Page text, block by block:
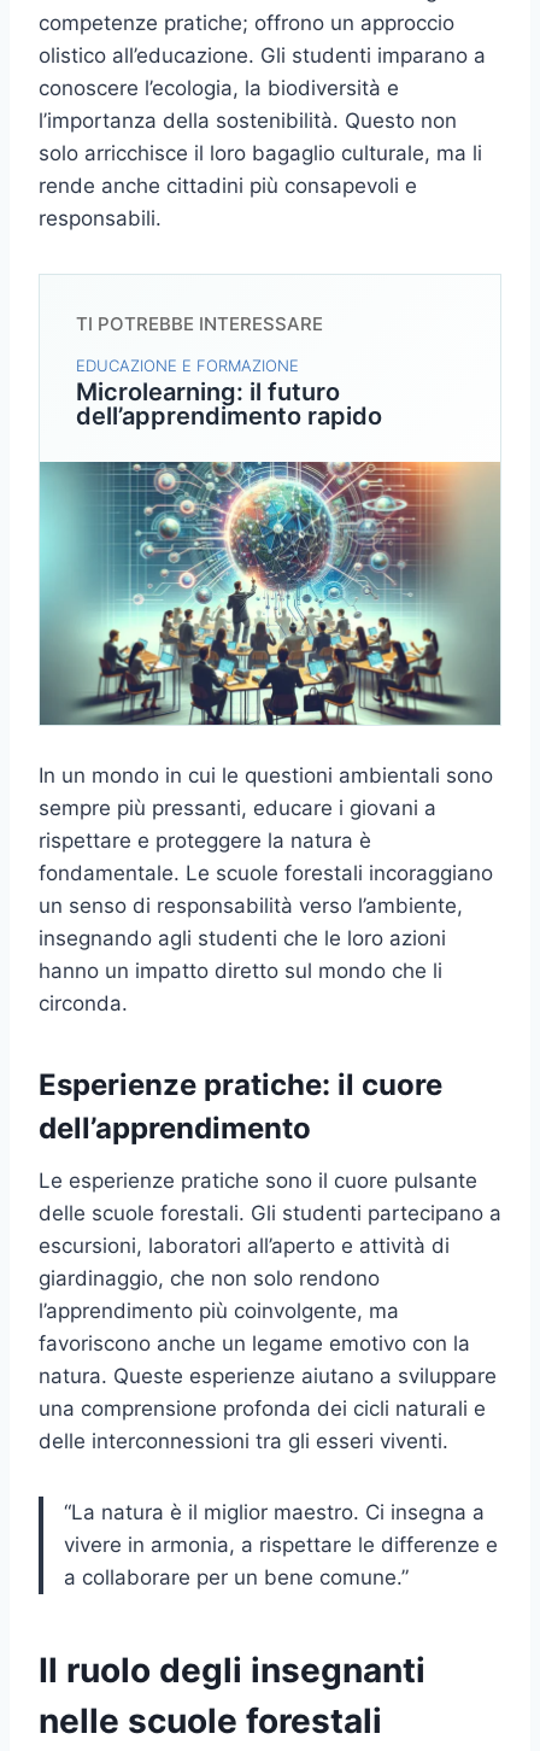
competenze pratiche; offrono un approccio
olistico all’educazione. Gli studenti imparano a
conoscere l’ecologia, la biodiversità e
l’importanza della sostenibilità. Questo non
solo arricchisce il loro bagaglio culturale, ma li
rende anche cittadini più consapevoli e
responsabili.
TI POTREBBE INTERESSARE
EDUCAZIONE E FORMAZIONE
Microlearning: il futuro
dell’apprendimento rapido
In un mondo in cui le questioni ambientali sono
sempre più pressanti, educare i giovani a
rispettare e proteggere la natura è
fondamentale. Le scuole forestali incoraggiano
un senso di responsabilità verso l’ambiente,
insegnando agli studenti che le loro azioni
hanno un impatto diretto sul mondo che li
circonda.
Esperienze pratiche: il cuore
dell’apprendimento
Le esperienze pratiche sono il cuore pulsante
delle scuole forestali. Gli studenti partecipano a
escursioni, laboratori all’aperto e attività di
giardinaggio, che non solo rendono
l’apprendimento più coinvolgente, ma
favoriscono anche un legame emotivo con la
natura. Queste esperienze aiutano a sviluppare
una comprensione profonda dei cicli naturali e
delle interconnessioni tra gli esseri viventi.
“La natura è il miglior maestro. Ci insegna a
vivere in armonia, a rispettare le differenze e
a collaborare per un bene comune.”
Il ruolo degli insegnanti
nelle scuole forestali